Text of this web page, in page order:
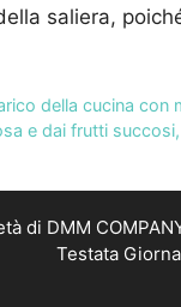
saliera,
della cucina con
e dai frutti
di DMM
Testata